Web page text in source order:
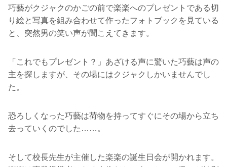
巧藝がクジャクのかごの前で楽楽へのプレゼントである切
り絵と写真を組み合わせて作ったフォトブックを見ている
と、突然男の笑い声が聞こえてきます。
「これでもプレゼント？」あざける声に驚いた巧藝は声の
主を探しますが、その場にはクジャクしかいませんでし
た。
恐ろしくなった巧藝は荷物を持ってすぐにその場から立ち
去っていくのでした……。
そして校長先生が主催した楽楽の誕生日会が開かれます。